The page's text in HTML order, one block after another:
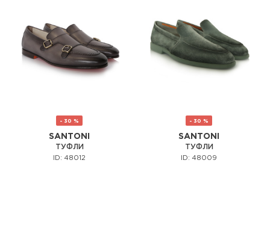
- 30 %
SANTONI
ТУФЛИ
ID: 48012
- 30 %
SANTONI
ТУФЛИ
ID: 48009